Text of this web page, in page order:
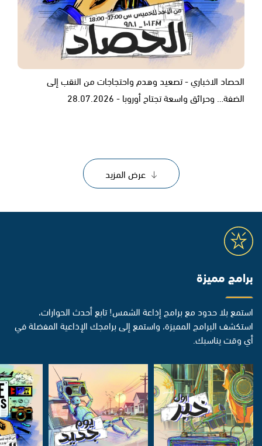
الحصاد الاخباري - تصعيد وهدم واحتجاجات من النقب إلى
الضفة… وحرائق واسعة تجتاح أوروبا - 28.07.2026
عرض المزيد
برامج مميزة
استمع بلا حدود مع برامج إذاعة الشمس! تابع أحدث الحوارات،
استكشف البرامج المميزة، واستمع إلى برامجك الإذاعية المفضلة في
أي وقت يناسبك.